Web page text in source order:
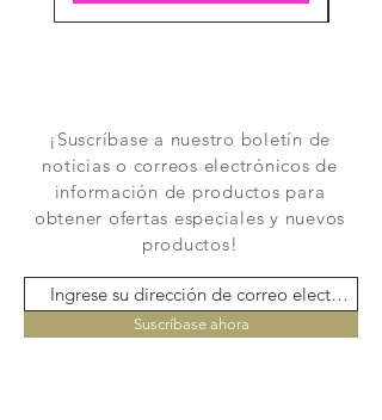
¡Suscríbase a nuestro boletín de
noticias o correos electrónicos de
información de productos para
obtener ofertas especiales y nuevos
productos!
Suscríbase ahora